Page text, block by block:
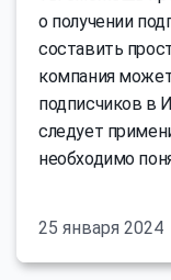
о получении
составить
компания
подписчиков в
следует
необходимо
25 января 2024